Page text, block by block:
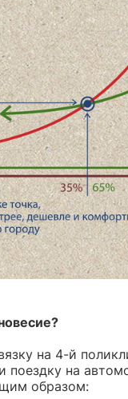
на 4-й
на
образом: